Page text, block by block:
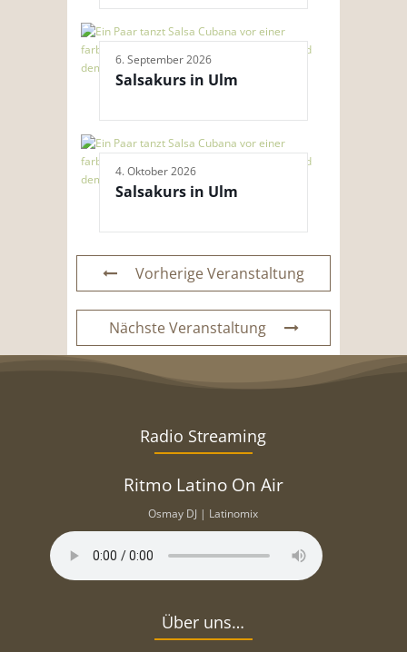
6. September 2026
Salsakurs in Ulm
4. Oktober 2026
Salsakurs in Ulm
Vorherige Veranstaltung
Nächste Veranstaltung
Radio Streaming
Ritmo Latino On Air
Osmay DJ | Latinomix
Über uns…